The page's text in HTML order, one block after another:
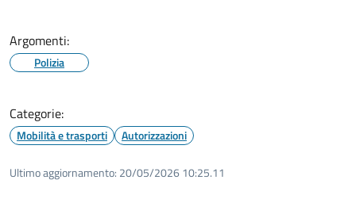
Argomenti:
Polizia
Categorie:
Mobilità e trasporti Autorizzazioni
Ultimo aggiornamento: 20/05/2026 10:25.11